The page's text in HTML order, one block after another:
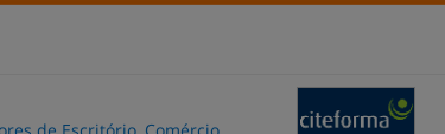
de Escritório, Comércio,